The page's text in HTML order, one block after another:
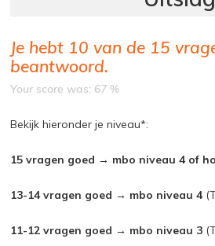
Je hebt 10 van de 15
beantwoord.
Your score was: 67 %
Bekijk hieronder je niveau*:
15 vragen goed → mbo niveau 4 of
13-14 vragen goed → mbo niveau 4
11-12 vragen goed → mbo niveau 3